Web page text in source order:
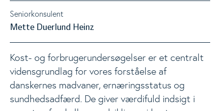
Måltidets betydning
Madspild og madaffald i Danmark
Materialer
Seniorkonsulent
Mette Duerlund Heinz
Kost- og forbrugerundersøgelser er et centralt
vidensgrundlag for vores forståelse af
danskernes madvaner, ernæringsstatus og
sundhedsadfærd. De giver værdifuld indsigt i